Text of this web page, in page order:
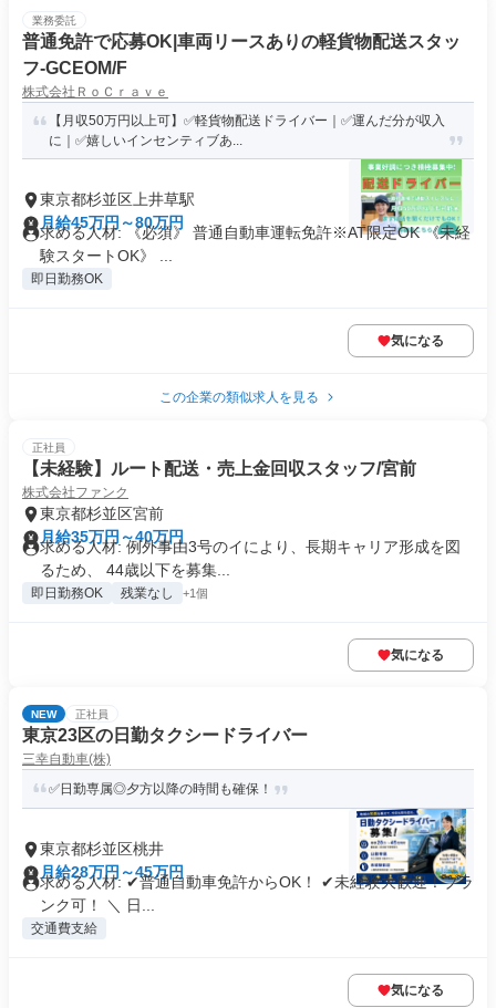
業務委託
普通免許で応募OK|車両リースありの軽貨物配送スタッ
フ-GCEOM/F
株式会社ＲｏＣｒａｖｅ
【月収50万円以上可】✅軽貨物配送ドライバー｜✅運んだ分が収入
に｜✅嬉しいインセンティブあ...
東京都杉並区上井草駅
月給45万円～80万円
求める人材: 《必須》 普通自動車運転免許※AT限定OK 《未経
験スタートOK》 ...
即日勤務OK
気になる
この企業の類似求人を見る
正社員
【未経験】ルート配送・売上金回収スタッフ/宮前
株式会社ファンク
東京都杉並区宮前
月給35万円～40万円
求める人材: 例外事由3号のイにより、長期キャリア形成を図
るため、 44歳以下を募集...
即日勤務OK 残業なし +1個
気になる
NEW 正社員
東京23区の日勤タクシードライバー
三幸自動車(株)
✅日勤専属◎夕方以降の時間も確保！
東京都杉並区桃井
月給28万円～45万円
求める人材: ✔︎普通自動車免許からOK！ ✔︎未経験大歓迎！ブラ
ンク可！ ＼ 日...
交通費支給
気になる